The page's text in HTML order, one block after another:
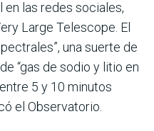
en las redes sociales,
Large Telescope. El
una suerte de
“gas de sodio y litio en
5 y 10 minutos
el Observatorio.